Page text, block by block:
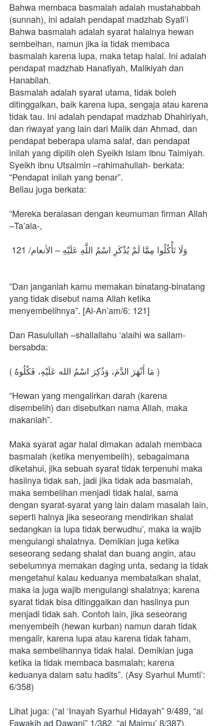
Bahwa membaca basmalah adalah mustahabbah
(sunnah), ini adalah pendapat madzhab Syafi’i
Bahwa basmalah adalah syarat halalnya hewan
sembeihan, namun jika ia tidak membaca
basmalah karena lupa, maka tetap halal. Ini adalah
pendapat madzhab Hanafiyah, Malikiyah dan
Hanabilah.
Basmalah adalah syarat utama, tidak boleh
ditinggalkan, baik karena lupa, sengaja atau karena
tidak tau. Ini adalah pendapat madzhab Dhahiriyah,
dan riwayat yang lain dari Malik dan Ahmad, dan
pendapat beberapa ulama salaf, dan pendapat
inilah yang dipilih oleh Syeikh Islam Ibnu Taimiyah.
Syeikh ibnu Utsaimin –rahimahullah- berkata:
“Pendapat inilah yang benar”.
Beliau juga berkata:
“Mereka beralasan dengan keumuman firman Allah
–Ta’ala-,
وَلَا تَأْكُلُوا مِمَّا لَمْ يُذْكَرِ اسْمُ اللَّهِ عَلَيْهِ – الأنعام/ 121
“Dan janganlah kamu memakan binatang-binatang
yang tidak disebut nama Allah ketika
menyembelihnya”. [Al-An’am/6: 121]
Dan Rasulullah –shallallahu ‘alaihi wa sallam-
bersabda:
( مَا أَنْهَرَ الدَّمَ، وَذُكِرَ اسْمُ الله عَلَيْهِ، فَكُلُوهُ )
“Hewan yang mengalirkan darah (karena
disembelih) dan disebutkan nama Allah, maka
makanlah”.
Maka syarat agar halal dimakan adalah membaca
basmalah (ketika menyembelih), sebagaimana
diketahui, jika sebuah syarat tidak terpenuhi maka
hasilnya tidak sah, jadi jika tidak ada basmalah,
maka sembelihan menjadi tidak halal, sama
dengan syarat-syarat yang lain dalam masalah lain,
seperti halnya jika seseorang mendirikan shalat
sedangkan ia lupa tidak berwudhu’, maka ia wajib
mengulangi shalatnya. Demikian juga ketika
seseorang sedang shalat dan buang angin, atau
sebelumnya memakan daging unta, sedang ia tidak
mengetahui kalau keduanya membatalkan shalat,
maka ia juga wajib mengulangi shalatnya; karena
syarat tidak bisa ditinggalkan dan hasilnya pun
menjadi tidak sah. Contoh lain, jika seseorang
menyembeih (hewan kurban) namun darah tidak
mengalir, karena lupa atau karena tidak faham,
maka sembelihannya tidak halal. Demikian juga
ketika ia tidak membaca basmalah; karena
keduanya dalam satu hadits”. (Asy Syarhul Mumti’:
6/358)
Lihat juga: (“al ‘Inayah Syarhul Hidayah” 9/489, “al
Fawakih ad Dawani” 1/382, “al Majmu’ 8/387).